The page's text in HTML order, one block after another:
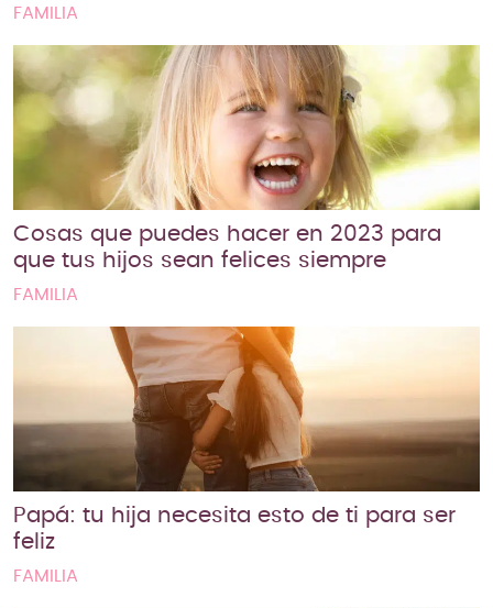
FAMILIA
Cosas que puedes hacer en 2023 para
que tus hijos sean felices siempre
FAMILIA
Papá: tu hija necesita esto de ti para ser
feliz
FAMILIA